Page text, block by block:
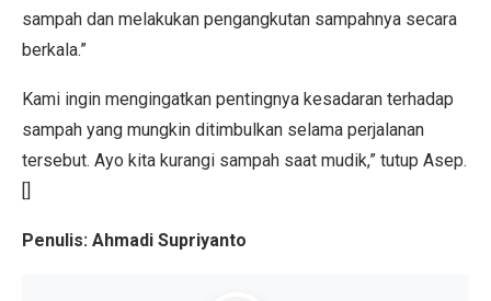
sampah dan melakukan pengangkutan sampahnya secara
berkala.”
Kami ingin mengingatkan pentingnya kesadaran terhadap
sampah yang mungkin ditimbulkan selama perjalanan
tersebut. Ayo kita kurangi sampah saat mudik,” tutup Asep.
[]
Penulis: Ahmadi Supriyanto